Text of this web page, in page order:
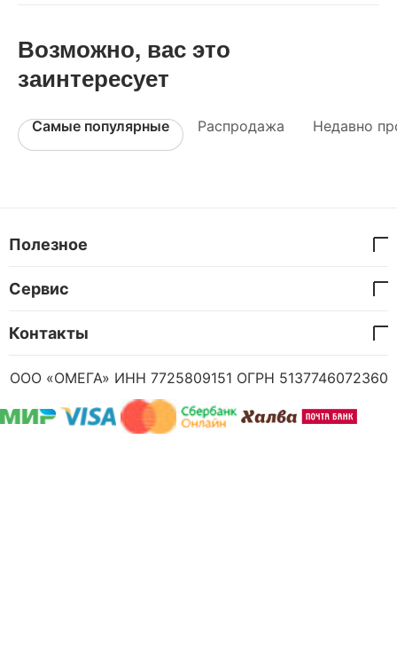
Возможно, вас это
заинтересует
Самые популярные Распродажа Недавно
Полезное
Сервис
Контакты
ООО «ОМЕГА» ИНН 7725809151 ОГРН 5137746072360